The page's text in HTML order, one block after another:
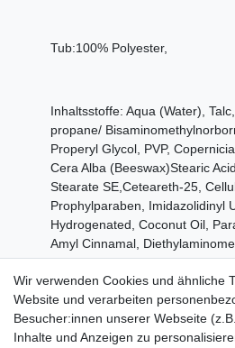
Tub:100% Polyester,
Inhaltsstoffe: Aqua (Water),
propane/
Properyl Glycol, PVP,
Cera Alba (Beeswax)Stearic
Stearate SE,Ceteareth-25,
Prophylparaben, Imidazolidinyl
Hydrogenated, Coconut Oil,
Amyl Cinnamal,
Cl77002, MAY Contain +/-
Wir verwenden Cookies und ähnliche
Website und verarbeiten
Besucher:innen unserer Webseite
Inhalte und Anzeigen zu